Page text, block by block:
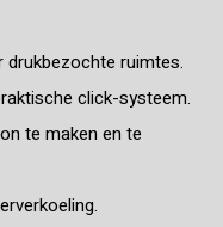
drukbezochte ruimtes.
click-systeem.
te maken en te